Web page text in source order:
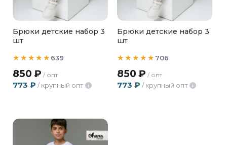
Брюки детские набор 3
шт
639
850 ₽ / опт
773 ₽ / крупный опт i
Брюки детские набор 3
шт
706
850 ₽ / опт
773 ₽ / крупный опт i